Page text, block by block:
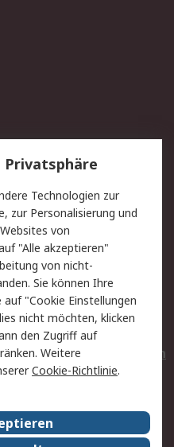
Lieferlösungen
Kontakt
Privatkunden
Datenschutz
Zahlungsbedingungen
Entsorgung
Elektrogeräte/Batterien
RS weltweit
Technologien zur
zur Personalisierung und
von
"Alle akzeptieren"
von nicht-
Sie können Ihre
"Cookie Einstellungen
nicht möchten, klicken
den Zugriff auf
Weitere
Cookie-Richtlinie.